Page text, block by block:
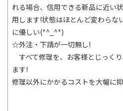
れる場合、信用できる新品に近い
用します!状態はほとんど変わらな
に優しい(*^_^*)
☆外注・下請が一切無し!
すべて修理を、お客様とじっく
ます!
修理以外にかかるコストを大幅に